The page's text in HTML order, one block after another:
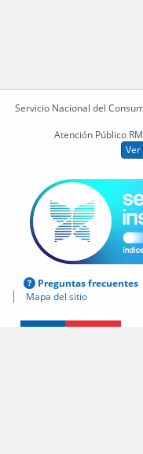
Servicio Nacional del
Atención Público
Preguntas frecuentes
Mapa del sitio